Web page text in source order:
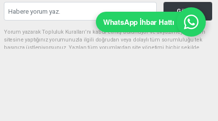
Gönder
Yorum yazarak Topluluk Kuralları’nı kabul etmiş bulunuyor ve akyazimeydan.com
sitesine yaptığınız yorumunuzla ilgili doğrudan veya dolaylı tüm sorumluluğu tek
başınıza üstleniyorsunuz. Yazılan tüm yorumlardan site yönetimi hiçbir şekilde
WhatsApp İhbar Hattı